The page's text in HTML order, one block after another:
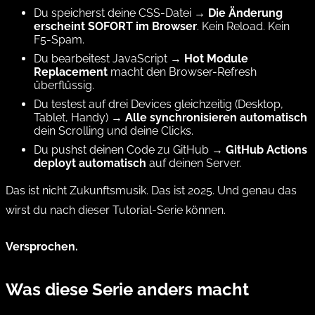
Du speicherst deine CSS-Datei → Die Änderung
erscheint SOFORT im Browser. Kein Reload. Kein
F5-Spam.
Du bearbeitest JavaScript → Hot Module
Replacement macht den Browser-Refresh
überflüssig.
Du testest auf drei Devices gleichzeitig (Desktop,
Tablet, Handy) → Alle synchronisieren automatisch
dein Scrolling und deine Clicks.
Du pushst deinen Code zu GitHub → GitHub Actions
deployt automatisch auf deinen Server.
Das ist nicht Zukunftsmusik. Das ist 2025. Und genau das
wirst du nach dieser Tutorial-Serie können.
Versprochen.
Was diese Serie anders macht